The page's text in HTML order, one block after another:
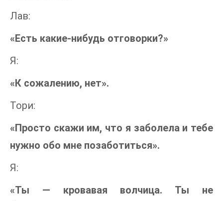
Лав:
«Есть какие-нибудь отговорки?»
Я:
«К сожалению, нет».
Тори:
«Просто скажи им, что я заболела и тебе
нужно обо мне позаботиться».
Я:
«Ты — кровавая волчица. Ты не